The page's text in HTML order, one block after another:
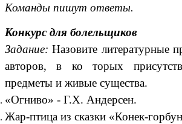
Команды пишут ответы.
Конкурс для болельщиков
Задание:Назовите литературные
авторов, в ко торых
предметы и живые существа.
«Огниво» - Г.Х. Андерсен.
Жар-птица из сказки «Конек-